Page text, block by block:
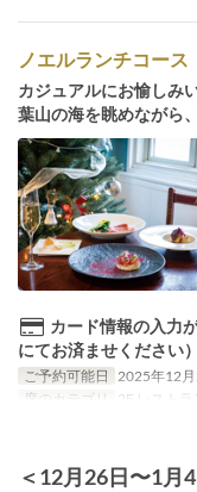
ノエルランチコース
カジュアルにお愉しみ
葉山の海を眺めながら
カード情報の入力
にてお済ませください）
ご予約可能日 2025年12
席のカテゴリ
2F レスト
＜12月26日〜1月